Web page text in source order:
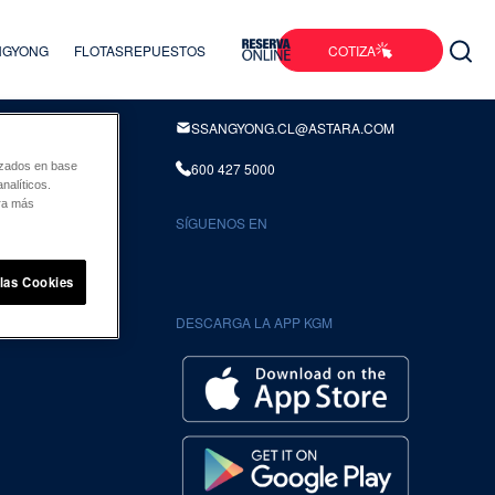
FLOTASREPUESTOS
COTIZA
INFORMACION DE CONTACTO
SSANGYONG.CL@ASTARA.COM
600 427 5000
SÍGUENOS EN
DESCARGA LA APP KGM
en base
más
Cookies